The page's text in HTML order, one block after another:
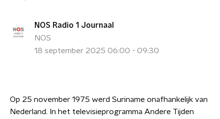
NOS Radio 1 Journaal
NOS
18 september 2025 06:00 - 09:30
Op 25 november 1975 werd Suriname onafhankelijk van
Nederland. In het televisieprogramma Andere Tijden